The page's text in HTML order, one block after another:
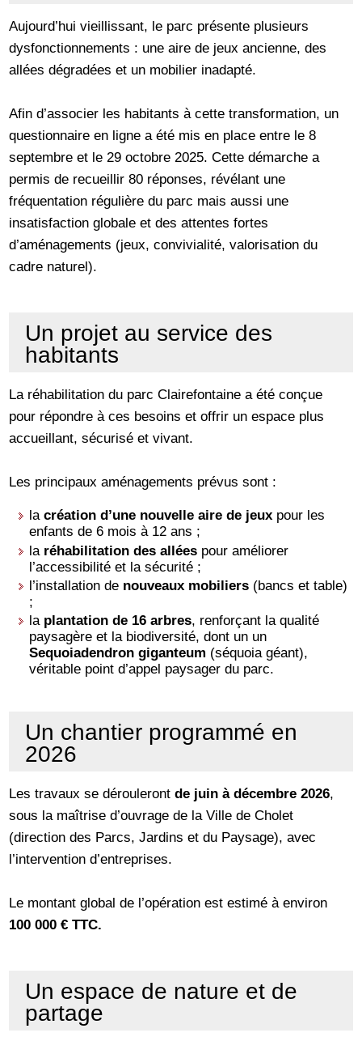
Aujourd’hui vieillissant, le parc présente plusieurs
dysfonctionnements : une aire de jeux ancienne, des
allées dégradées et un mobilier inadapté.
Afin d’associer les habitants à cette transformation, un
questionnaire en ligne a été mis en place entre le 8
septembre et le 29 octobre 2025. Cette démarche a
permis de recueillir 80 réponses, révélant une
fréquentation régulière du parc mais aussi une
insatisfaction globale et des attentes fortes
d’aménagements (jeux, convivialité, valorisation du
cadre naturel).
Un projet au service des
habitants
La réhabilitation du parc Clairefontaine a été conçue
pour répondre à ces besoins et offrir un espace plus
accueillant, sécurisé et vivant.
Les principaux aménagements prévus sont :
lacréation d’une nouvelle aire de jeux pour les
enfants de 6 mois à 12 ans ;
la réhabilitation des allées pour améliorer
l’accessibilité et la sécurité ;
l’installation de nouveaux mobiliers (bancs et table)
;
la plantation de 16 arbres, renforçant la qualité
paysagère et la biodiversité, dont un un
Sequoiadendron giganteum (séquoia géant),
véritable point d’appel paysager du parc.
Un chantier programmé en
2026
Les travaux se déroulerontde juin à décembre 2026,
sous la maîtrise d’ouvrage de la Ville de Cholet
(direction des Parcs, Jardins et du Paysage), avec
l’intervention d’entreprises.
Le montant global de l’opération est estimé à environ
100 000 € TTC.
Un espace de nature et de
partage